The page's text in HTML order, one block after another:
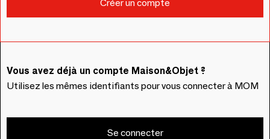
Vous avez déjà un compte Maison&Objet ?
Utilisez les mêmes identifiants pour vous connecter à MOM
Se connecter